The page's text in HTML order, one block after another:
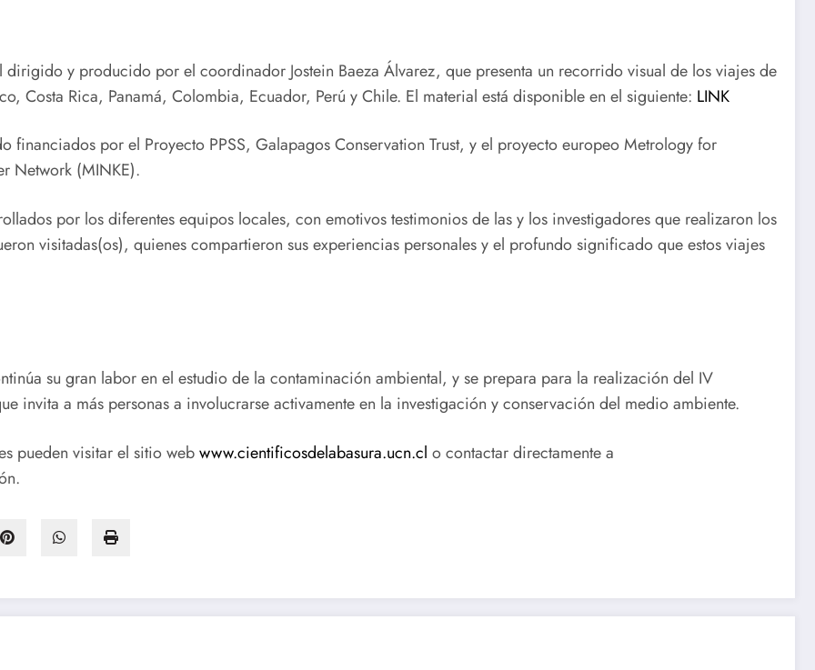
y producido por el coordinador Jostein Baeza Álvarez, que presenta un recorrido visual de los viajes de
Costa Rica, Panamá, Colombia, Ecuador, Perú y Chile. El material está disponible en el siguiente: LINK
financiados por el Proyecto PPSS, Galapagos Conservation Trust, y el proyecto europeo Metrology for
Network (MINKE).
por los diferentes equipos locales, con emotivos testimonios de las y los investigadores que realizaron los
visitadas(os), quienes compartieron sus experiencias personales y el profundo significado que estos viajes
su gran labor en el estudio de la contaminación ambiental, y se prepara para la realización del IV
invita a más personas a involucrarse activamente en la investigación y conservación del medio ambiente.
pueden visitar el sitio webwww.cientificosdelabasura.ucn.cl o contactar directamente a